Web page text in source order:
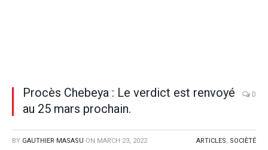
Procès Chebeya : Le verdict est renvoyé
au 25 mars prochain.
0
BY GAUTHIER MASASU ON MARCH 23, 2022 ARTICLES, SOCIÈTÉ